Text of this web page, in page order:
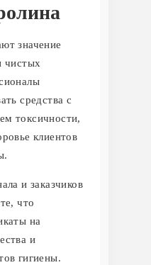
значение
чистых
средства с
токсичности,
клиентов
и заказчиков
что
на
и
гигиены.